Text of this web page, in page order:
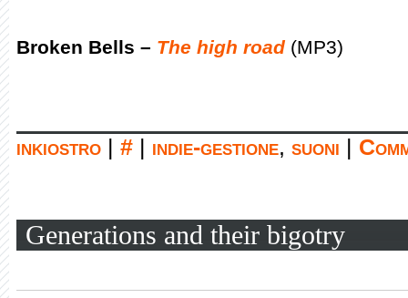
Broken Bells – The high road (MP3)
inkiostro # indie-gestione, suoni
Generations and their bigotry